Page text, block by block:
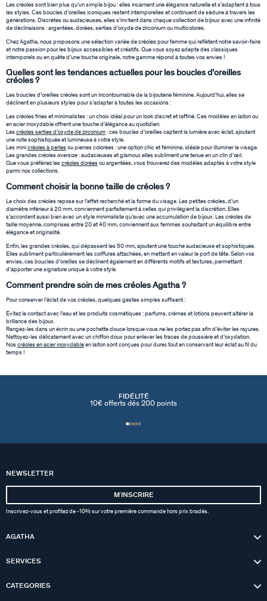
Les créoles sont bien plus qu’un simple bijou : elles incarnent une élégance naturelle et s’adaptent à tous
les styles. Ces boucles d’oreilles iconiques restent intemporelles et continuent de séduire à travers les
générations. Discrètes ou audacieuses, elles s’invitent dans chaque collection de bijoux avec une infinité
de déclinaisons : argentées, dorées, serties d’oxyde de zirconium ou multicolores.
Chez Agatha, nous proposons une sélection variée de créoles pour femme qui reflètent notre savoir-faire
et notre passion pour les bijoux accessibles et créatifs. Que vous soyez adepte des classiques
intemporels ou en quête d’une touche originale, notre gamme répond à toutes vos envies !
Quelles sont les tendances actuelles pour les boucles d'oreilles
créoles ?
Les boucles d’oreilles créoles sont un incontournable de la bijouterie féminine. Aujourd’hui, elles se
déclinent en plusieurs styles pour s’adapter à toutes les occasions :
Les créoles fines et minimalistes : un choix idéal pour un look discret et raffiné. Ces modèles en laiton ou
en acier inoxydable offrent une touche d’élégance au quotidien.
Les créoles serties d’oxyde de zirconium : ces boucles d’oreilles captent la lumière avec éclat, ajoutant
une note sophistiquée et lumineuse à votre style.
Les mini créoles à perles ou pierres colorées : une option chic et féminine, idéale pour illuminer le visage.
Les grandes créoles oversize : audacieuses et glamour, elles subliment une tenue en un clin d’œil.
Que vous préfériez les créoles dorées ou argentées, vous trouverez des modèles adaptés à votre style
parmi nos collections.
Comment choisir la bonne taille de créoles ?
Le choix des créoles repose sur l’effet recherché et la forme du visage. Les petites créoles, d’un
diamètre inférieur à 20 mm, conviennent parfaitement à celles qui privilégient la discrétion. Elles
s’accordent aussi bien avec un style minimaliste qu’avec une accumulation de bijoux. Les créoles de
taille moyenne, comprises entre 20 et 40 mm, conviennent aux femmes souhaitant un équilibre entre
élégance et originalité.
Enfin, les grandes créoles, qui dépassent les 50 mm, ajoutent une touche audacieuse et sophistiquée.
Elles subliment particulièrement les coiffures attachées, en mettant en valeur le port de tête. Selon vos
envies, ces boucles d’oreilles se déclinent également en différents motifs et textures, permettant
d’apporter une signature unique à votre style.
Comment prendre soin de mes créoles Agatha ?
Pour conserver l’éclat de vos créoles, quelques gestes simples suffisent :
Évitez le contact avec l’eau et les produits cosmétiques : parfums, crèmes et lotions peuvent altérer la
brillance des bijoux.
Rangez-les dans un écrin ou une pochette douce lorsque vous ne les portez pas afin d’éviter les rayures.
Nettoyez-les délicatement avec un chiffon doux pour enlever les traces de poussière et d’oxydation.
Nos créoles en acier inoxydable en laiton sont conçues pour durer, tout en conservant leur éclat au fil du
temps !
FIDÉLITÉ
10€ offerts dés 200 points
NEWSLETTER
MʼINSCRIRE
Inscrivez-vous et profitez de -10% sur votre première commande hors prix bradés.
AGATHA
SERVICES
CATEGORIES